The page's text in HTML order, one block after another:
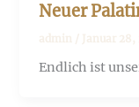
Neuer
admin / Januar 28,
Endlich ist